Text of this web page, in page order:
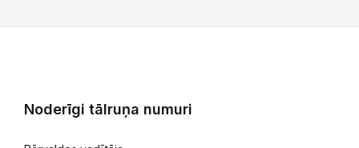
Noderīgi tālruņa numuri